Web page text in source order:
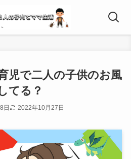
児で二人の子供のお風
てる？
日 2022年10月27日